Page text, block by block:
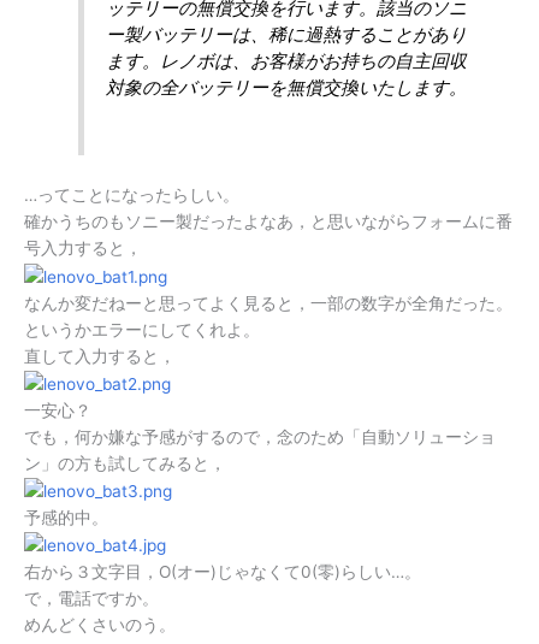
ッテリーの無償交換を行います。該当のソニ
ー製バッテリーは、稀に過熱することがあり
ます。レノボは、お客様がお持ちの自主回収
対象の全バッテリーを無償交換いたします。
…ってことになったらしい。
確かうちのもソニー製だったよなあ，と思いながらフォームに番
号入力すると，
なんか変だねーと思ってよく見ると，一部の数字が全角だった。
というかエラーにしてくれよ。
直して入力すると，
一安心？
でも，何か嫌な予感がするので，念のため「自動ソリューショ
ン」の方も試してみると，
予感的中。
右から３文字目，O(オー)じゃなくて0(零)らしい…。
で，電話ですか。
めんどくさいのう。